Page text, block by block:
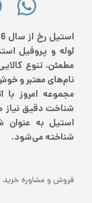
لوله و پروفیل
مطمئن، تنوع
نام‌های معتبر و
مجموعه امروز
شناخت دقیق نیاز
استیل به عنوان
شناخته می‌شود.
فروش و مشاوره خرید